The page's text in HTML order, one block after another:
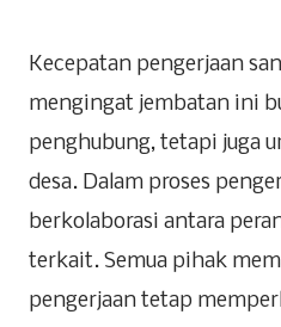
Kecepatan pengerjaan
mengingat jembatan ini
penghubung, tetapi juga
desa. Dalam proses
berkolaborasi antara
terkait. Semua pihak
pengerjaan tetap